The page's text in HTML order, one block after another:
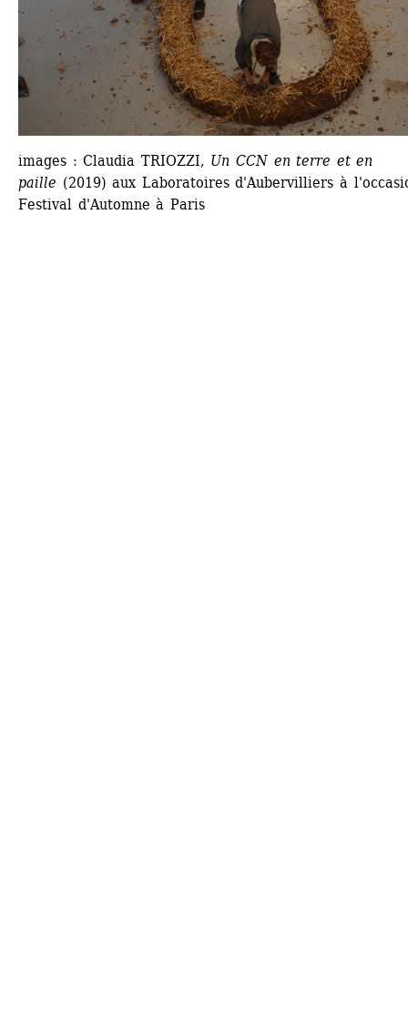
images : Claudia TRIOZZI, Un CCN en terre et en
paille (2019) aux Laboratoires d'Aubervilliers à
Festival d'Automne à Paris